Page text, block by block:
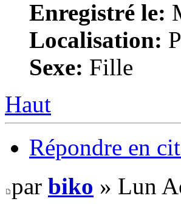
Enregistré le:
Localisation:
Sexe: Fille
Haut
Répondre en
par biko » Lun